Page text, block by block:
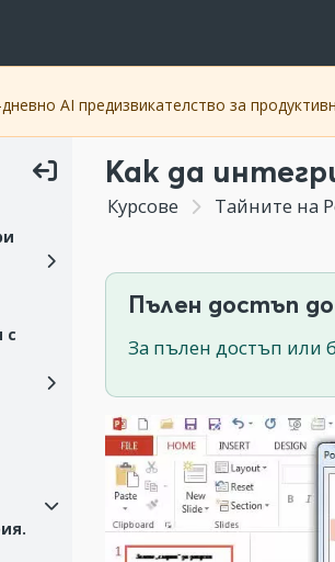
AI предизвикателство за
с
Как да
Курсове Тайните на
Пълен достъп
За пълен достъп или